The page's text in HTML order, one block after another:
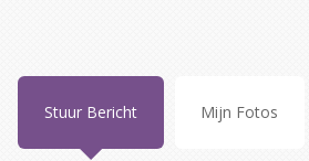
Stuur Bericht Mijn Fotos